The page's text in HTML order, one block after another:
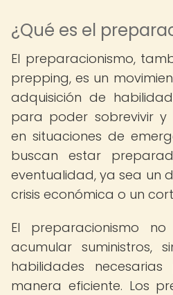
¿Qué es el
El preparacionismo,
prepping, es un
adquisición de
para poder sobrevivir y
en situaciones de
buscan estar
eventualidad, ya sea un
crisis económica o un
El preparacionismo
acumular suministros,
habilidades
manera eficiente. Los